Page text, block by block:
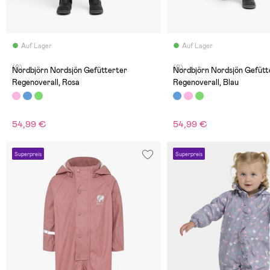
Auf Lager
(0)
Nordbjörn Nordsjön Gefütterter
Regenoverall, Rosa
54,99 €
Auf Lager
(0)
Nordbjörn Nordsjön
Regenoverall, Blau
54,99 €
Superpreis Superpreis